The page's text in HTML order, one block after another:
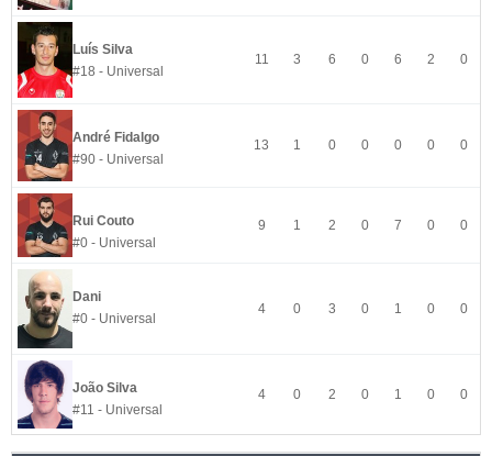
Luís Silva
#18 - Universal
11 3 6 0 6 2 0
André Fidalgo
#90 - Universal
13 1 0 0 0 0 0
Rui Couto
#0 - Universal
9 1 2 0 7 0 0
Dani
#0 - Universal
4 0 3 0 1 0 0
João Silva
#11 - Universal
4 0 2 0 1 0 0